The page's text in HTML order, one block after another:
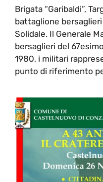
Brigata “Garibaldi”,
battaglione
Solidale. Il Generale
bersaglieri del
1980, i militari
punto di riferimento